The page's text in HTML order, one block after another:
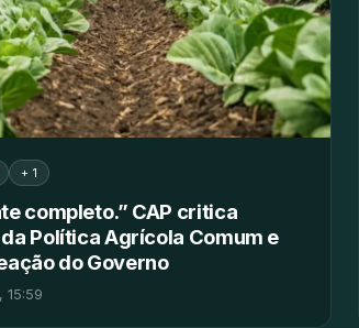
+ 1
completo.” CAP critica
Política Agrícola Comum e
do Governo
15:59